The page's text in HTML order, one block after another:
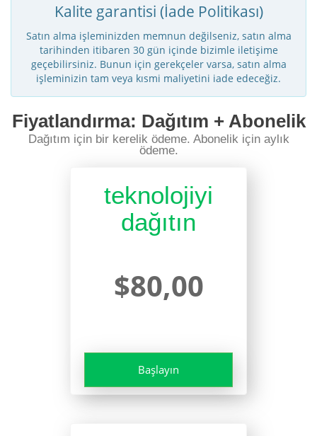
Kalite garantisi (İade Politikası)
Satın alma işleminizden memnun değilseniz, satın alma
tarihinden itibaren 30 gün içinde bizimle iletişime
geçebilirsiniz. Bunun için gerekçeler varsa, satın alma
işleminizin tam veya kısmi maliyetini iade edeceğiz.
Fiyatlandırma: Dağıtım + Abonelik
Dağıtım için bir kerelik ödeme. Abonelik için aylık
ödeme.
teknolojiyi
dağıtın
$80,00
Başlayın